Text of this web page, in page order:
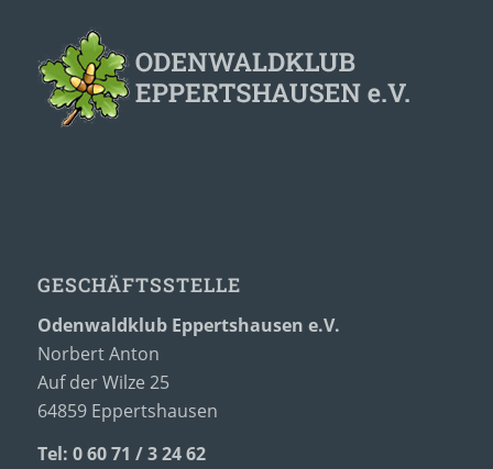
GESCHÄFTSSTELLE
Odenwaldklub Eppertshausen e.V.
Norbert Anton
Auf der Wilze 25
64859 Eppertshausen
Tel: 0 60 71 / 3 24 62